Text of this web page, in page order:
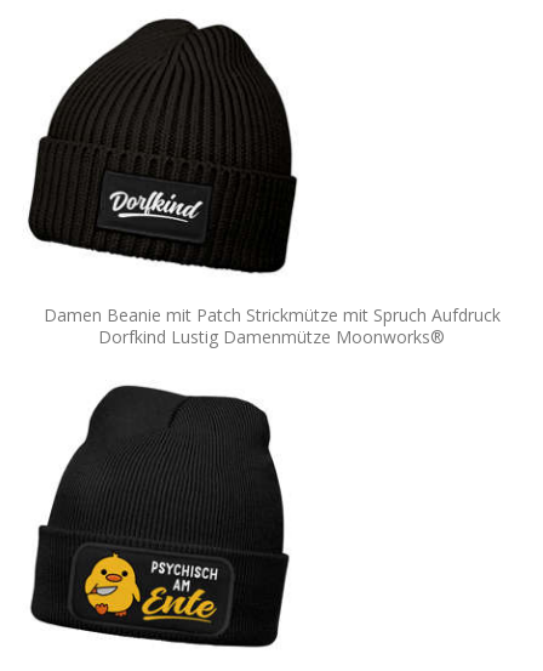
Damen Beanie mit Patch Strickmütze mit Spruch Aufdruck
Dorfkind Lustig Damenmütze Moonworks®